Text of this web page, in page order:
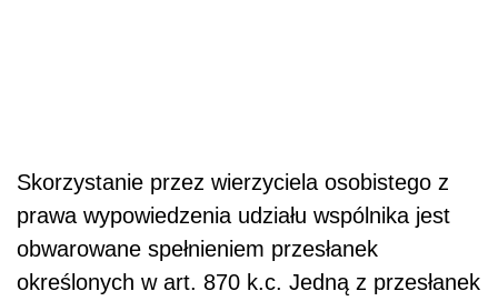
Skorzystanie przez wierzyciela osobistego z
prawa wypowiedzenia udziału wspólnika jest
obwarowane spełnieniem przesłanek
określonych w art. 870 k.c. Jedną z przesłanek